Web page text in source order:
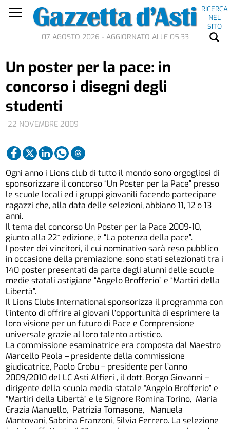
RICERCA
NEL
SITO
07 AGOSTO 2026 - AGGIORNATO ALLE 05.33
22 NOVEMBRE 2009
Un poster per la pace: in
concorso i disegni degli
studenti
Ogni anno i Lions club di tutto il mondo sono orgogliosi di
sponsorizzare il concorso “Un Poster per la Pace” presso
le scuole locali ed i gruppi giovanili facendo partecipare
ragazzi che, alla data delle selezioni, abbiano 11, 12 o 13
anni.
Il tema del concorso Un Poster per la Pace 2009-10,
giunto alla 22^ edizione, è “La potenza della pace”.
I poster dei vincitori, il cui nominativo sarà reso pubblico
in occasione della premiazione, sono stati selezionati tra i
140 poster presentati da parte degli alunni delle scuole
medie statali astigiane “Angelo Brofferio” e “Martiri della
Libertà”.
Il Lions Clubs International sponsorizza il programma con
l’intento di offrire ai giovani l’opportunità di esprimere la
loro visione per un futuro di Pace e Comprensione
universale grazie al loro talento artistico.
La commissione esaminatrice era composta dal Maestro
Marcello Peola – presidente della commissione
giudicatrice, Paolo Crobu – presidente per l’anno
2009/2010 del LC Asti Alfieri , il dott. Borgo Giovanni –
dirigente della scuola media statale “Angelo Brofferio” e
“Martiri della Libertà” e le Signore Romina Torino, Maria
Grazia Manuello, Patrizia Tomasone, Manuela
Mantovani, Sabrina Franzoni, Silvia Ferrero. La selezione